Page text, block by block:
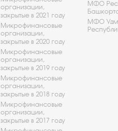
организации,
закрытые в 2021 году
Микрофинансовые
организации,
закрытые в 2020 году
Микрофинансовые
организации,
закрытые в 2019 году
Микрофинансовые
организации,
закрытые в 2018 году
Микрофинансовые
организации,
закрытые в 2017 году
МФО
МФО